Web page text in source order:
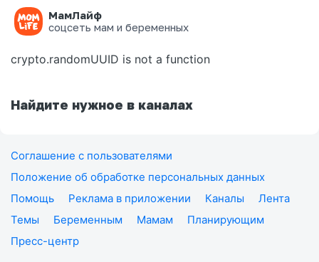
МамЛайф
соцсеть мам и беременных
Ошибка на странице
crypto.randomUUID is not a function
Найдите нужное в каналах
Соглашение с пользователями
Положение об обработке персональных данных
Помощь
Реклама в приложении Каналы
Лента
Темы
Беременным Мамам
Планирующим
Пресс-центр